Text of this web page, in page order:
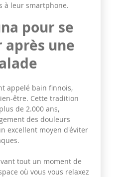
à leur smartphone.
pour se
après une
appelé bain finnois,
être. Cette tradition
de 2.000 ans,
des douleurs
excellent moyen d'éviter
tout un moment de
où vous vous relaxez